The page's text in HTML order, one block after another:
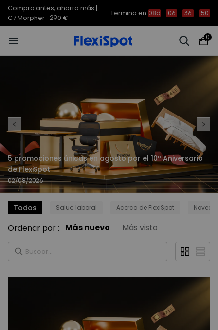
Compra antes, ahorra más |
C7 Morpher -290 €
Termina en 08d : 06 : 36 : 50
0
5 promociones únicas en agosto por el 10º Aniversario
de FlexiSpot
02/08/2026
Todos Salud laboral Acerca de FlexiSpot
Ordenar por : Más nuevo Más visto